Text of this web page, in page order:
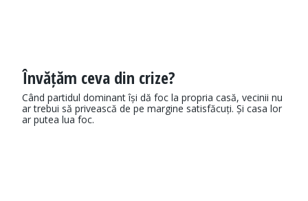
Învățăm ceva din crize?
Când partidul dominant își dă foc la propria casă, vecinii nu
ar trebui să privească de pe margine satisfăcuți. Și casa lor
ar putea lua foc.